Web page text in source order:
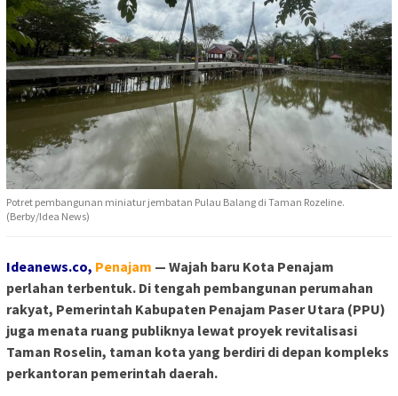
Potret pembangunan miniatur jembatan Pulau Balang di Taman Rozeline.
(Berby/Idea News)
Ideanews.co, Penajam — Wajah baru Kota Penajam
perlahan terbentuk. Di tengah pembangunan perumahan
rakyat, Pemerintah Kabupaten Penajam Paser Utara (PPU)
juga menata ruang publiknya lewat proyek revitalisasi
Taman Roselin, taman kota yang berdiri di depan kompleks
perkantoran pemerintah daerah.